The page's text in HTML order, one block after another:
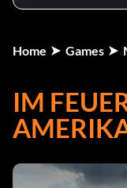
Home Games
IM